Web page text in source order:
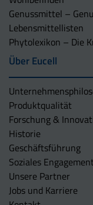
Genussmittel –
Lebensmittellisten
Phytolexikon – Die
Über Eucell
Produktqualität
Forschung &
Historie
Geschäftsführung
Soziales
Unsere Partner
Jobs und Karriere